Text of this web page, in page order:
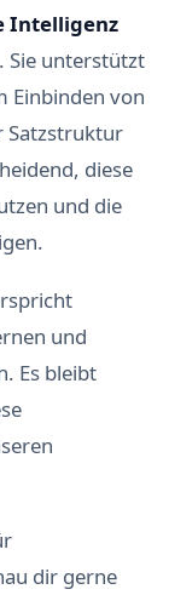
Intelligenz
. Sie unterstützt
Einbinden von
Satzstruktur
diese
und die
und
Es bleibt
dir gerne